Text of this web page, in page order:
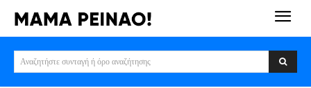
Αναζητήστε συνταγή ή όρο αναζήτησης